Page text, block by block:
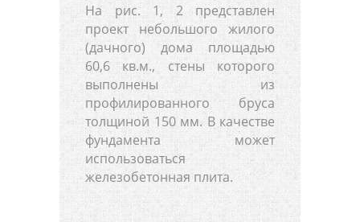
На рис. 1, 2 представлен
проект небольшого жилого
(дачного) дома площадью
60,6 кв.м., стены которого
выполнены из
профилированного бруса
толщиной 150 мм. В качестве
фундамента может
использоваться
железобетонная плита.